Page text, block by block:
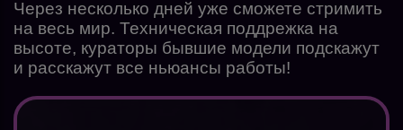
Через несколько дней уже сможете стримить
на весь мир. Техническая поддрежка на
высоте, кураторы бывшие модели подскажут
и расскажут все ньюансы работы!